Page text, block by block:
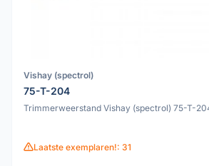
Vishay (spectrol)
75-T-204
Trimmerweerstand Vishay (spectrol) 75-T-
Laatste exemplaren!: 31